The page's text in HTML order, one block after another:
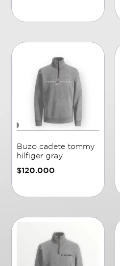
Buzo cadete tommy
hilfiger gray
$120.000